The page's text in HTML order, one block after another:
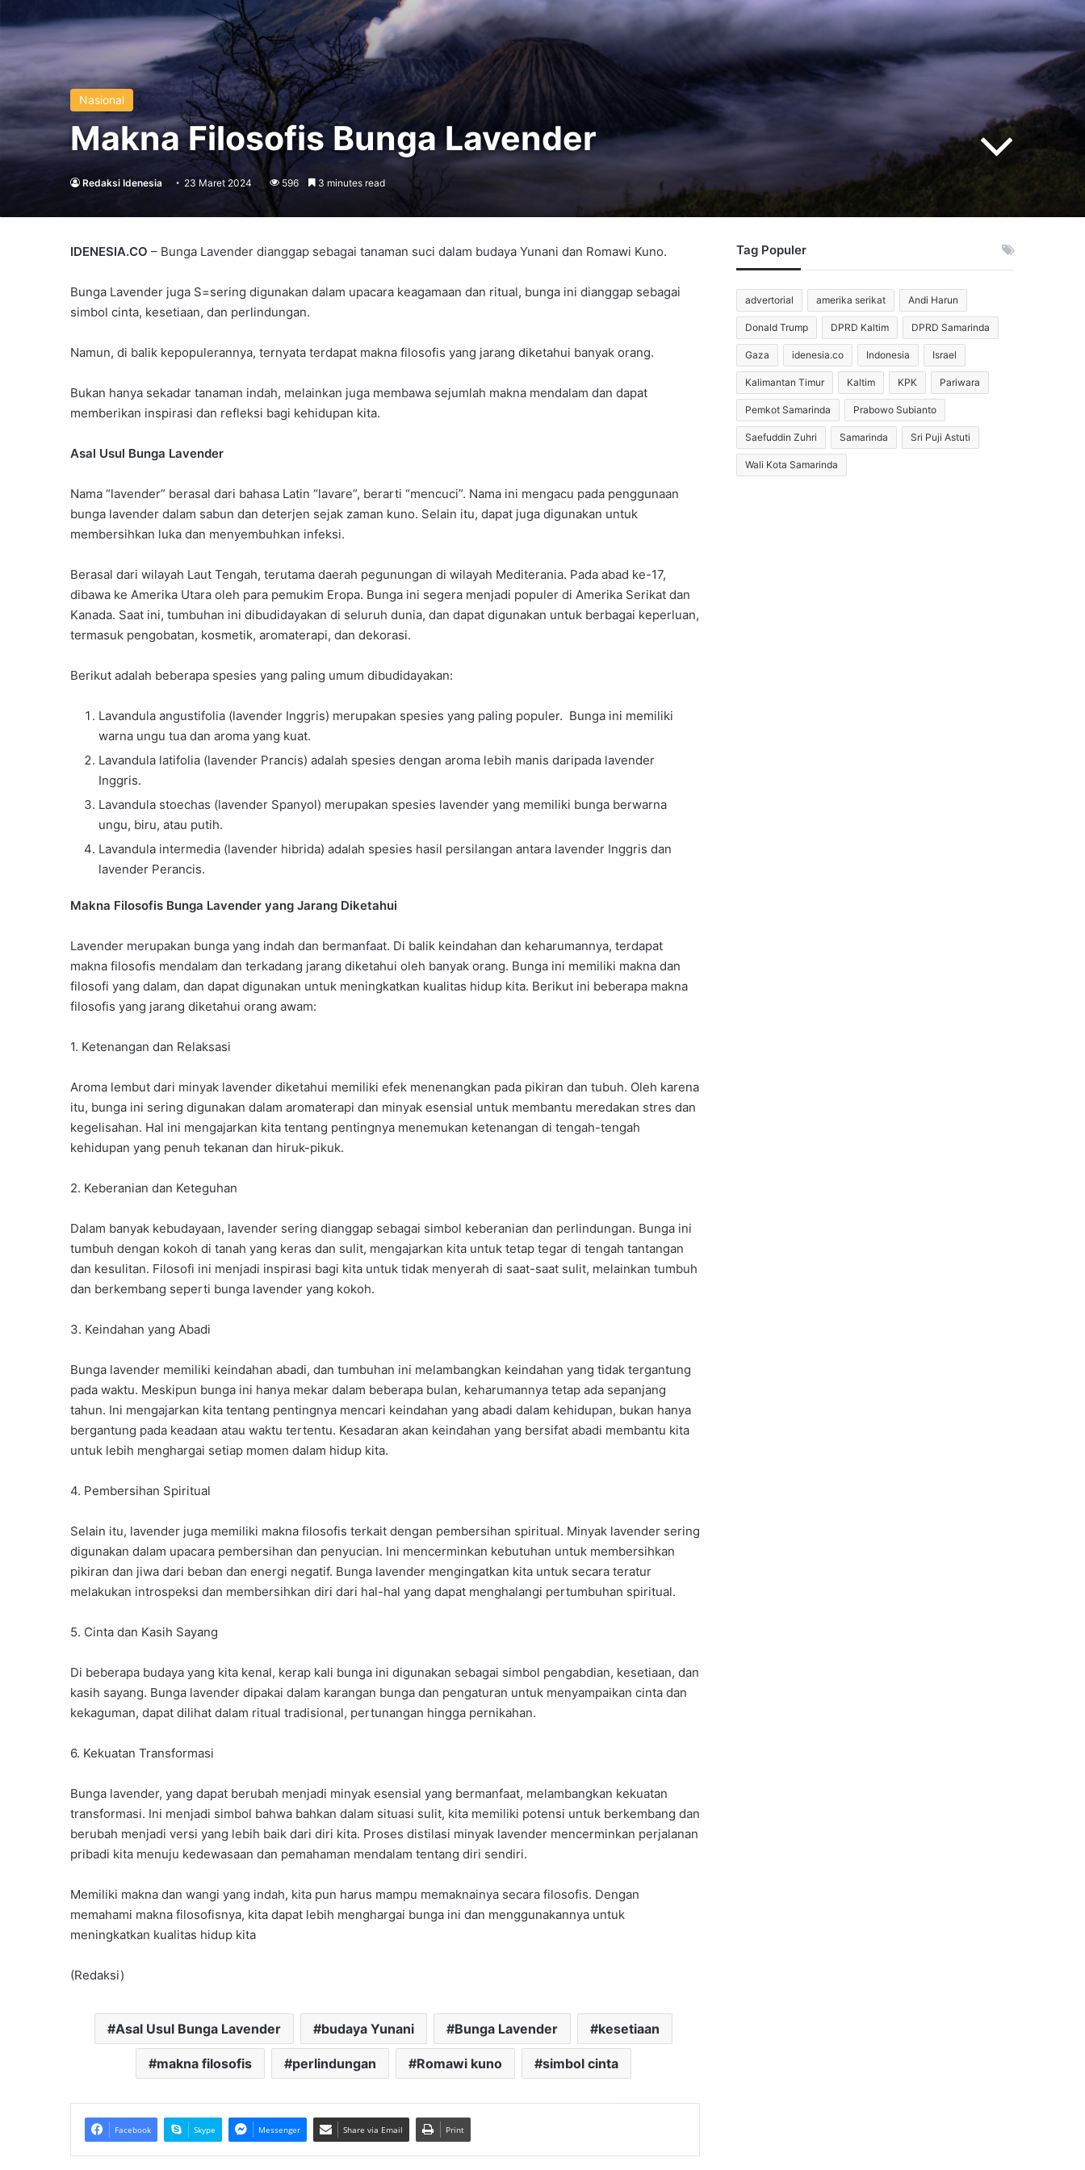
Nasional
Makna Filosofis Bunga Lavender
Redaksi Idenesia 23 Maret 2024 596 3 minutes read
IDENESIA.CO – Bunga Lavender dianggap sebagai tanaman suci dalam budaya Yunani dan Romawi Kuno.
Bunga Lavender juga S=sering digunakan dalam upacara keagamaan dan ritual, bunga ini dianggap sebagai
simbol cinta, kesetiaan, dan perlindungan.
Namun, di balik kepopulerannya, ternyata terdapat makna filosofis yang jarang diketahui banyak orang.
Bukan hanya sekadar tanaman indah, melainkan juga membawa sejumlah makna mendalam dan dapat
memberikan inspirasi dan refleksi bagi kehidupan kita.
Asal Usul Bunga Lavender
Nama “lavender” berasal dari bahasa Latin “lavare”, berarti “mencuci”. Nama ini mengacu pada penggunaan
bunga lavender dalam sabun dan deterjen sejak zaman kuno. Selain itu, dapat juga digunakan untuk
membersihkan luka dan menyembuhkan infeksi.
Berasal dari wilayah Laut Tengah, terutama daerah pegunungan di wilayah Mediterania. Pada abad ke-17,
dibawa ke Amerika Utara oleh para pemukim Eropa. Bunga ini segera menjadi populer di Amerika Serikat dan
Kanada. Saat ini, tumbuhan ini dibudidayakan di seluruh dunia, dan dapat digunakan untuk berbagai keperluan,
termasuk pengobatan, kosmetik, aromaterapi, dan dekorasi.
Berikut adalah beberapa spesies yang paling umum dibudidayakan:
Lavandula angustifolia (lavender Inggris) merupakan spesies yang paling populer. Bunga ini memiliki
warna ungu tua dan aroma yang kuat.
Lavandula latifolia (lavender Prancis) adalah spesies dengan aroma lebih manis daripada lavender
Inggris.
Lavandula stoechas (lavender Spanyol) merupakan spesies lavender yang memiliki bunga berwarna
ungu, biru, atau putih.
Lavandula intermedia (lavender hibrida) adalah spesies hasil persilangan antara lavender Inggris dan
lavender Perancis.
Makna Filosofis Bunga Lavender yang Jarang Diketahui
Lavender merupakan bunga yang indah dan bermanfaat. Di balik keindahan dan keharumannya, terdapat
makna filosofis mendalam dan terkadang jarang diketahui oleh banyak orang. Bunga ini memiliki makna dan
filosofi yang dalam, dan dapat digunakan untuk meningkatkan kualitas hidup kita. Berikut ini beberapa makna
filosofis yang jarang diketahui orang awam:
1. Ketenangan dan Relaksasi
Aroma lembut dari minyak lavender diketahui memiliki efek menenangkan pada pikiran dan tubuh. Oleh karena
itu, bunga ini sering digunakan dalam aromaterapi dan minyak esensial untuk membantu meredakan stres dan
kegelisahan. Hal ini mengajarkan kita tentang pentingnya menemukan ketenangan di tengah-tengah
kehidupan yang penuh tekanan dan hiruk-pikuk.
2. Keberanian dan Keteguhan
Dalam banyak kebudayaan, lavender sering dianggap sebagai simbol keberanian dan perlindungan. Bunga ini
tumbuh dengan kokoh di tanah yang keras dan sulit, mengajarkan kita untuk tetap tegar di tengah tantangan
dan kesulitan. Filosofi ini menjadi inspirasi bagi kita untuk tidak menyerah di saat-saat sulit, melainkan tumbuh
dan berkembang seperti bunga lavender yang kokoh.
3. Keindahan yang Abadi
Bunga lavender memiliki keindahan abadi, dan tumbuhan ini melambangkan keindahan yang tidak tergantung
pada waktu. Meskipun bunga ini hanya mekar dalam beberapa bulan, keharumannya tetap ada sepanjang
tahun. Ini mengajarkan kita tentang pentingnya mencari keindahan yang abadi dalam kehidupan, bukan hanya
bergantung pada keadaan atau waktu tertentu. Kesadaran akan keindahan yang bersifat abadi membantu kita
untuk lebih menghargai setiap momen dalam hidup kita.
4. Pembersihan Spiritual
Selain itu, lavender juga memiliki makna filosofis terkait dengan pembersihan spiritual. Minyak lavender sering
digunakan dalam upacara pembersihan dan penyucian. Ini mencerminkan kebutuhan untuk membersihkan
pikiran dan jiwa dari beban dan energi negatif. Bunga lavender mengingatkan kita untuk secara teratur
melakukan introspeksi dan membersihkan diri dari hal-hal yang dapat menghalangi pertumbuhan spiritual.
5. Cinta dan Kasih Sayang
Di beberapa budaya yang kita kenal, kerap kali bunga ini digunakan sebagai simbol pengabdian, kesetiaan, dan
kasih sayang. Bunga lavender dipakai dalam karangan bunga dan pengaturan untuk menyampaikan cinta dan
kekaguman, dapat dilihat dalam ritual tradisional, pertunangan hingga pernikahan.
6. Kekuatan Transformasi
Bunga lavender, yang dapat berubah menjadi minyak esensial yang bermanfaat, melambangkan kekuatan
transformasi. Ini menjadi simbol bahwa bahkan dalam situasi sulit, kita memiliki potensi untuk berkembang dan
berubah menjadi versi yang lebih baik dari diri kita. Proses distilasi minyak lavender mencerminkan perjalanan
pribadi kita menuju kedewasaan dan pemahaman mendalam tentang diri sendiri.
Memiliki makna dan wangi yang indah, kita pun harus mampu memaknainya secara filosofis. Dengan
memahami makna filosofisnya, kita dapat lebih menghargai bunga ini dan menggunakannya untuk
meningkatkan kualitas hidup kita
(Redaksi)
Asal Usul Bunga Lavender budaya Yunani Bunga Lavender kesetiaan
makna filosofis perlindungan Romawi kuno simbol cinta
Facebook Skype Messenger Share via Email Print
Tag Populer
advertorial amerika serikat Andi Harun
Donald Trump DPRD Kaltim DPRD Samarinda
Gaza idenesia.co Indonesia Israel
Kalimantan Timur Kaltim KPK Pariwara
Pemkot Samarinda Prabowo Subianto
Saefuddin Zuhri Samarinda Sri Puji Astuti
Wali Kota Samarinda